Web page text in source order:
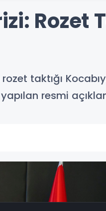
Rozet
taktığı
resmi